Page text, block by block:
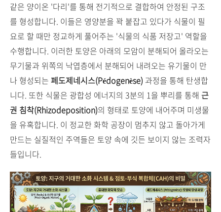
같은 양이온 '다리'를 통해 전기적으로 결합하여 안정된 구조
를 형성합니다. 이들은 영양분을 꽉 붙잡고 있다가 식물이 필
요로 할 때만 정교하게 풀어주는 '식물의 식품 저장고' 역할을
수행합니다. 이러한 토양은 아래의 모암이 분해되어 올라오는
무기물과 위쪽의 낙엽층에서 분해되어 내려오는 유기물이 만
나 형성되는 페도제네시스(Pédogenèse)과정을 통해 탄생합
니다. 또한 식물은 광합성 에너지의 3분의 1을 뿌리를 통해 근
권 침착(Rhizodeposition)의 형태로 토양에 내어주며 미생물
을 유혹합니다. 이 정교한 화학 공장이 멈추지 않고 돌아가게
만드는 실질적인 주역들은 토양 속에 깃든 보이지 않는 조력자
들입니다.